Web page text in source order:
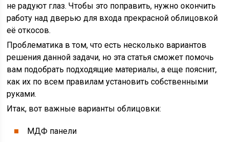
не радуют глаз. Чтобы это поправить, нужно окончить
работу над дверью для входа прекрасной облицовкой
её откосов.
Проблематика в том, что есть несколько вариантов
решения данной задачи, но эта статья сможет помочь
вам подобрать подходящие материалы, а еще пояснит,
как их по всем правилам установить собственными
руками.
Итак, вот важные варианты облицовки:
МДФ панели